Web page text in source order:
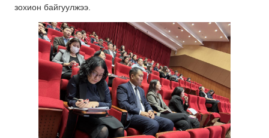
зохион байгуулжээ.